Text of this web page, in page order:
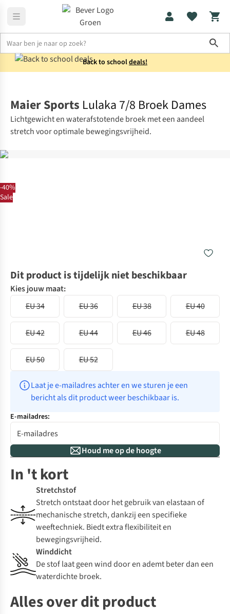
Back to schooldeals!
-40%
Sale
Maier Sports Lulaka 7/8 Broek Dames
Lichtgewicht en waterafstotende broek met een aandeel
stretch voor optimale bewegingsvrijheid.
Dit product is tijdelijk niet beschikbaar
Kies jouw maat:
EU 34
EU 36 EU 38 EU 40
EU 42 EU 44 EU 46 EU 48
EU 50 EU 52
Laat je e-mailadres achter en we sturen je een
bericht als dit product weer beschikbaar is.
E-mailadres:
Houd me op de hoogte
In 't kort
Stretchstof
Stretch ontstaat door het gebruik van elastaan of
mechanische stretch, dankzij een specifieke
weeftechniek. Biedt extra flexibiliteit en
bewegingsvrijheid.
Winddicht
De stof laat geen wind door en ademt beter dan een
waterdichte broek.
Alles over dit product